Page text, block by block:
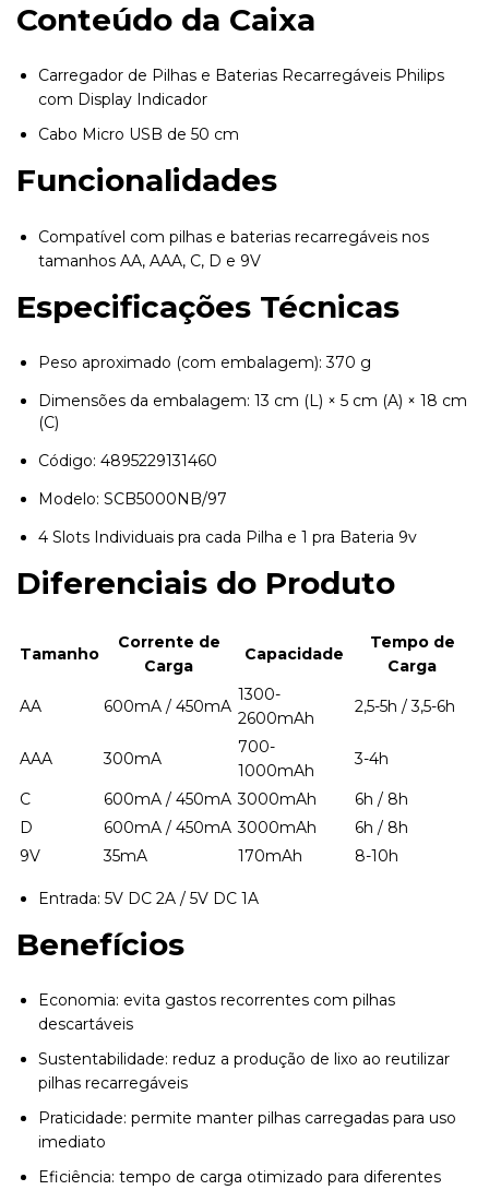
Conteúdo da Caixa
Carregador de Pilhas e Baterias Recarregáveis Philips
com Display Indicador
Cabo Micro USB de 50 cm
Funcionalidades
Compatível com pilhas e baterias recarregáveis nos
tamanhos AA, AAA, C, D e 9V
Especificações Técnicas
Peso aproximado (com embalagem): 370 g
Dimensões da embalagem: 13 cm (L) × 5 cm (A) × 18 cm
(C)
Código: 4895229131460
Modelo: SCB5000NB/97
4 Slots Individuais pra cada Pilha e 1 pra Bateria 9v
Diferenciais do Produto
Tamanho
Corrente de
Carga
Capacidade
Tempo de
Carga
AA 600mA / 450mA
1300-
2600mAh
2,5-5h / 3,5-6h
AAA 300mA
700-
1000mAh
3-4h
C 600mA / 450mA 3000mAh
6h / 8h
D
600mA / 450mA 3000mAh
6h / 8h
9V
35mA 170mAh 8-10h
Entrada: 5V DC 2A / 5V DC 1A
Benefícios
Economia: evita gastos recorrentes com pilhas
descartáveis
Sustentabilidade: reduz a produção de lixo ao reutilizar
pilhas recarregáveis
Praticidade: permite manter pilhas carregadas para uso
imediato
Eficiência: tempo de carga otimizado para diferentes